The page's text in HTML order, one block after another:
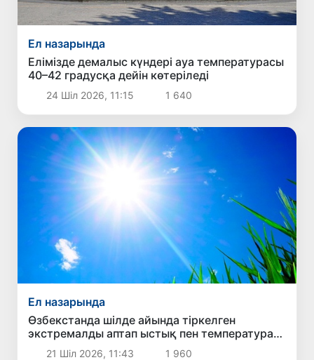
Ел назарында
Елімізде демалыс күндері ауа температурасы
40–42 градусқа дейін көтеріледі
24 Шіл 2026, 11:15 1 640
Ел назарында
Өзбекстанда шілде айында тіркелген
экстремалды аптап ыстық пен температура
рекордтарының себебі неде?
21 Шіл 2026, 11:43 1 960